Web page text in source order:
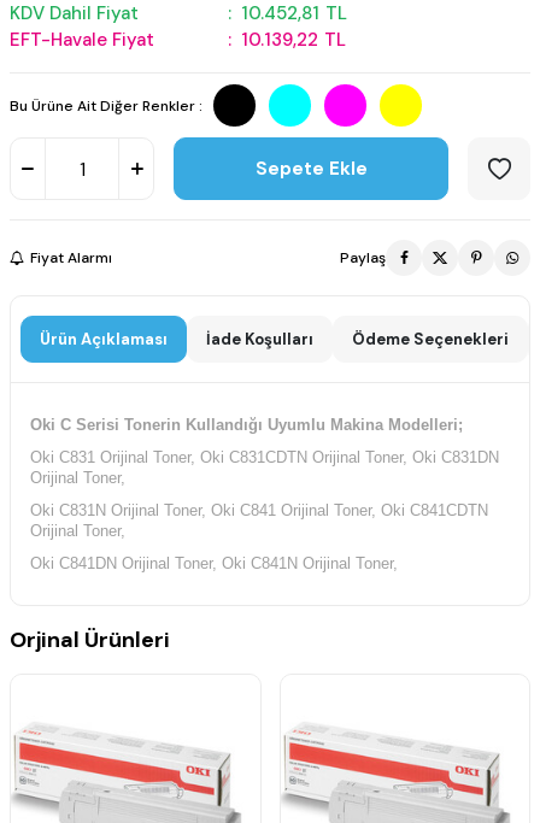
KDV Dahil Fiyat
: 10.452,81 TL
EFT-Havale Fiyat
: 10.139,22 TL
Bu Ürüne Ait Diğer Renkler :
Sepete Ekle
Fiyat Alarmı Paylaş
Ürün Açıklaması İade Koşulları Ödeme Seçenekleri
Oki C Serisi Tonerin Kullandığı Uyumlu Makina Modelleri;
Oki C831 Orijinal Toner, Oki C831CDTN Orijinal Toner, Oki C831DN
Orijinal Toner,
Oki C831N Orijinal Toner, Oki C841 Orijinal Toner, Oki C841CDTN
Orijinal Toner,
Oki C841DN Orijinal Toner, Oki C841N Orijinal Toner,
Orjinal Ürünleri